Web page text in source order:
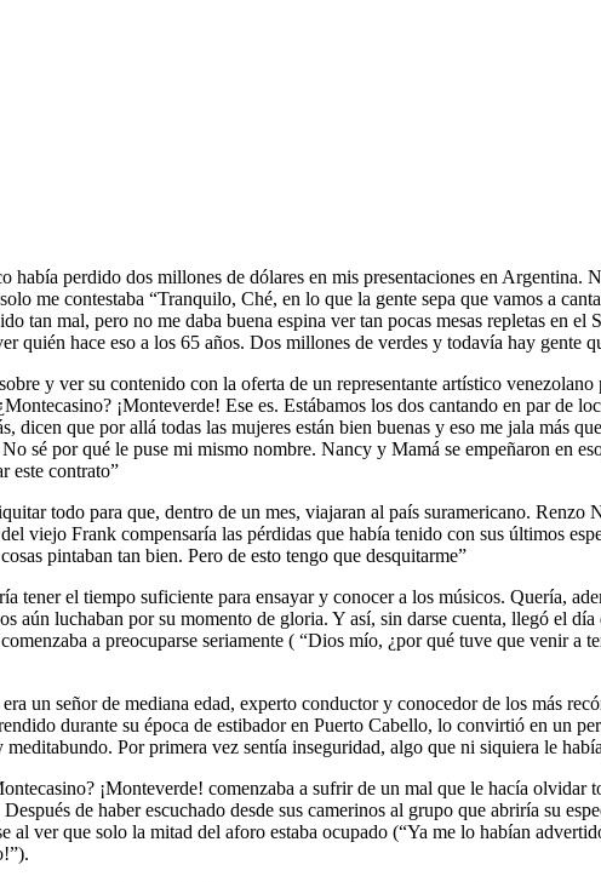
había perdido dos millones de dólares en mis presentaciones en
me contestaba “Tranquilo, Ché, en lo que la gente sepa que vamos a
tan mal, pero no me daba buena espina ver tan pocas mesas repletas en
quién hace eso a los 65 años. Dos millones de verdes y todavía hay gente
y ver su contenido con la oferta de un representante artístico
¡Monteverde! Ese es. Estábamos los dos cantando en par de
dicen que por allá todas las mujeres están bien buenas y eso me jala más
sé por qué le puse mi mismo nombre. Nancy y Mamá se empeñaron en
este contrato”
todo para que, dentro de un mes, viajaran al país suramericano. Renzo
viejo Frank compensaría las pérdidas que había tenido con sus últimos
pintaban tan bien. Pero de esto tengo que desquitarme”
tener el tiempo suficiente para ensayar y conocer a los músicos. Quería,
aún luchaban por su momento de gloria. Y así, sin darse cuenta, llegó el
a preocuparse seriamente ( “Dios mío, ¿por qué tuve que venir a
un señor de mediana edad, experto conductor y conocedor de los más
durante su época de estibador en Puerto Cabello, lo convirtió en un
meditabundo. Por primera vez sentía inseguridad, algo que ni siquiera le
¡Monteverde! comenzaba a sufrir de un mal que le hacía olvidar
de haber escuchado desde sus camerinos al grupo que abriría su
al ver que solo la mitad del aforo estaba ocupado (“Ya me lo habían